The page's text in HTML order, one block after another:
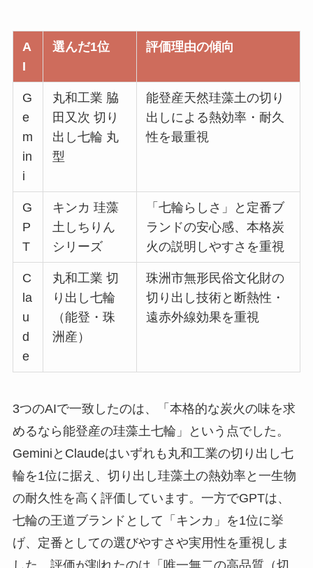
A
I
選んだ1位 評価理由の傾向
G
e
m
in
i
丸和工業 脇
田又次 切り
出し七輪 丸
型
能登産天然珪藻土の切り
出しによる熱効率・耐久
性を最重視
G
P
T
キンカ 珪藻
土しちりん
シリーズ
「七輪らしさ」と定番ブ
ランドの安心感、本格炭
火の説明しやすさを重視
C
la
u
d
e
丸和工業 切
り出し七輪
（能登・珠
洲産）
珠洲市無形民俗文化財の
切り出し技術と断熱性・
遠赤外線効果を重視
3つのAIで一致したのは、「本格的な炭火の味を求
めるなら能登産の珪藻土七輪」という点でした。
GeminiとClaudeはいずれも丸和工業の切り出し七
輪を1位に据え、切り出し珪藻土の熱効率と一生物
の耐久性を高く評価しています。一方でGPTは、
七輪の王道ブランドとして「キンカ」を1位に挙
げ、定番としての選びやすさや実用性を重視しま
した。評価が割れたのは「唯一無二の高品質（切